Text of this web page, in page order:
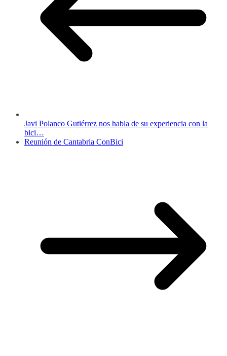
Javi Polanco Gutiérrez nos habla de su experiencia con la
bici…
Reunión de Cantabria ConBici